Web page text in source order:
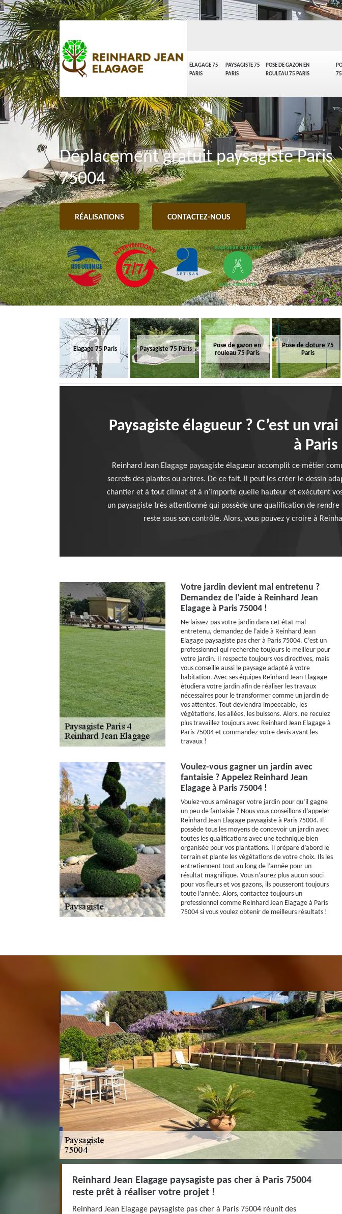
ELAGAGE 75
PARIS
PAYSAGISTE 75
PARIS
POSE DE GAZON EN
ROULEAU 75 PARIS
Déplacement gratuit paysagiste Paris
75004
RÉALISATIONS CONTACTEZ-NOUS
Elagage 75 Paris Paysagiste 75 Paris
Pose de gazon en
rouleau 75 Paris
Pose de cloture 75
Paris
Paysagiste élagueur ? C’est un
à
Reinhard Jean Elagage paysagiste élagueur accomplit ce métier
secrets des plantes ou arbres. De ce fait, il peut les créer le dessin
chantier et à tout climat et à n’importe quelle hauteur et exécutent
un paysagiste très attentionné qui possède une qualification de
reste sous son contrôle. Alors, vous pouvez y croire à
Votre jardin devient mal entretenu ?
Demandez de l’aide à Reinhard Jean
Elagage à Paris 75004 !
Ne laissez pas votre jardin dans cet état mal
entretenu, demandez de l’aide à Reinhard Jean
Elagage paysagiste pas cher à Paris 75004. C’est un
professionnel qui recherche toujours le meilleur pour
votre jardin. Il respecte toujours vos directives, mais
vous conseille aussi le paysage adapté à votre
habitation. Avec ses équipes Reinhard Jean Elagage
étudiera votre jardin afin de réaliser les travaux
nécessaires pour le transformer comme un jardin de
vos attentes. Tout deviendra impeccable, les
végétations, les allées, les buissons. Alors, ne reculez
plus travaillez toujours avec Reinhard Jean Elagage à
Paris 75004 et commandez votre devis avant les
travaux !
Voulez-vous gagner un jardin avec
fantaisie ? Appelez Reinhard Jean
Elagage à Paris 75004 !
Voulez-vous aménager votre jardin pour qu’il gagne
un peu de fantaisie ? Nous vous conseillons d’appeler
Reinhard Jean Elagage paysagiste à Paris 75004. Il
possède tous les moyens de concevoir un jardin avec
toutes les qualifications avec une technique bien
organisée pour vos plantations. Il prépare d’abord le
terrain et plante les végétations de votre choix. Ils les
entretiennent tout au long de l’année pour un
résultat magnifique. Vous n’aurez plus aucun souci
pour vos fleurs et vos gazons, ils pousseront toujours
toute l’année. Alors, contactez toujours un
professionnel comme Reinhard Jean Elagage à Paris
75004 si vous voulez obtenir de meilleurs résultats !
Reinhard Jean Elagage paysagiste pas cher à Paris 75004
reste prêt à réaliser votre projet !
Reinhard Jean Elagage paysagiste pas cher à Paris 75004 réunit des